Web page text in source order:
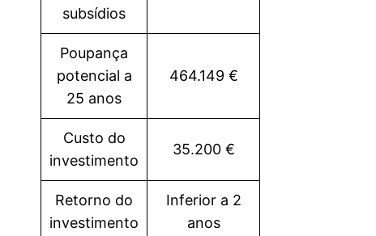
subsídios
Poupança
potencial a
25 anos
464.149 €
Custo do
investimento
35.200 €
Retorno do
investimento
Inferior a 2
anos